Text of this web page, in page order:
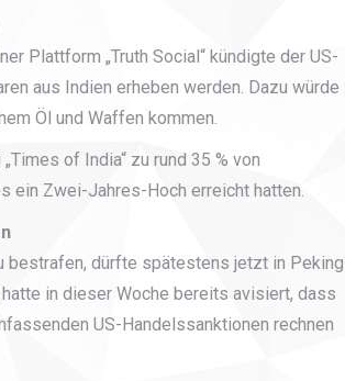
Plattform „Truth Social“ kündigte der US-
aus Indien erheben werden. Dazu würde
Öl und Waffen kommen.
of India“ zu rund 35 % von
ein Zwei-Jahres-Hoch erreicht hatten.
bestrafen, dürfte spätestens jetzt in Peking
in dieser Woche bereits avisiert, dass
US-Handelssanktionen rechnen